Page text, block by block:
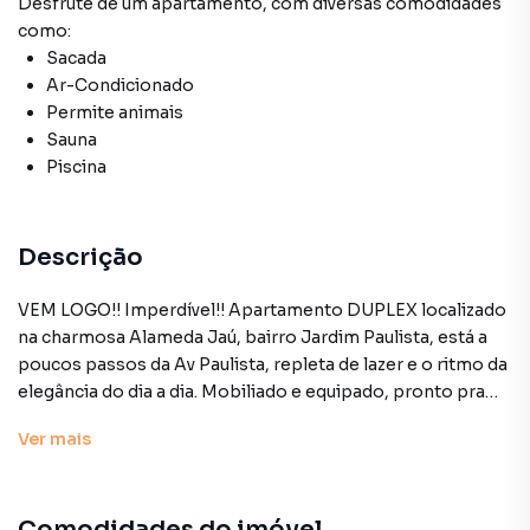
como:
Sacada
Ar-Condicionado
Permite animais
Sauna
Piscina
Descrição
VEM LOGO!! Imperdível!! Apartamento DUPLEX localizado
na charmosa Alameda Jaú, bairro Jardim Paulista, está a
poucos passos da Av Paulista, repleta de lazer e o ritmo da
elegância do dia a dia. Mobiliado e equipado, pronto pra
comércios diversificados, escolas bem conceituadas,
Ver mais